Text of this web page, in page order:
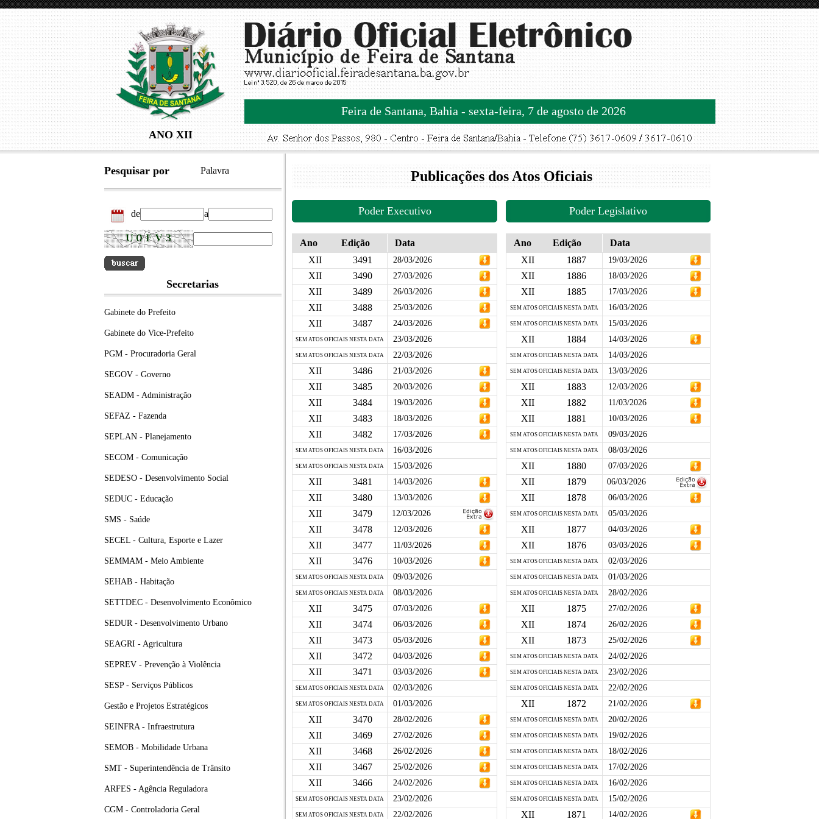
ANO XII
Feira de Santana, Bahia - sexta-feira, 7 de agosto de 2026
Pesquisar por Palavra
de a
Secretarias
Gabinete do Prefeito
Gabinete do Vice-Prefeito
PGM - Procuradoria Geral
SEGOV - Governo
SEADM - Administração
SEFAZ - Fazenda
SEPLAN - Planejamento
SECOM - Comunicação
SEDESO - Desenvolvimento Social
SEDUC - Educação
SMS - Saúde
SECEL - Cultura, Esporte e Lazer
SEMMAM - Meio Ambiente
SEHAB - Habitação
SETTDEC - Desenvolvimento Econômico
SEDUR - Desenvolvimento Urbano
SEAGRI - Agricultura
SEPREV - Prevenção à Violência
SESP - Serviços Públicos
Gestão e Projetos Estratégicos
SEINFRA - Infraestrutura
SEMOB - Mobilidade Urbana
SMT - Superintendência de Trânsito
ARFES - Agência Reguladora
CGM - Controladoria Geral
Publicações dos Atos Oficiais
Poder Executivo Poder Legislativo
Ano Edição
Data
XII
3491 28/03/2026
XII 3490 27/03/2026
XII 3489 26/03/2026
XII 3488 25/03/2026
XII 3487 24/03/2026
SEM ATOS OFICIAIS NESTA DATA 23/03/2026
SEM ATOS OFICIAIS NESTA DATA 22/03/2026
XII 3486 21/03/2026
XII 3485 20/03/2026
XII 3484 19/03/2026
XII 3483 18/03/2026
XII 3482 17/03/2026
SEM ATOS OFICIAIS NESTA DATA 16/03/2026
SEM ATOS OFICIAIS NESTA DATA 15/03/2026
XII 3481 14/03/2026
XII 3480 13/03/2026
XII 3479 12/03/2026
XII 3478 12/03/2026
XII 3477 11/03/2026
XII 3476 10/03/2026
SEM ATOS OFICIAIS NESTA DATA 09/03/2026
SEM ATOS OFICIAIS NESTA DATA 08/03/2026
XII 3475 07/03/2026
XII 3474 06/03/2026
XII 3473 05/03/2026
XII 3472 04/03/2026
XII 3471 03/03/2026
SEM ATOS OFICIAIS NESTA DATA 02/03/2026
SEM ATOS OFICIAIS NESTA DATA 01/03/2026
XII 3470 28/02/2026
XII 3469 27/02/2026
XII 3468 26/02/2026
XII 3467 25/02/2026
XII 3466 24/02/2026
SEM ATOS OFICIAIS NESTA DATA 23/02/2026
SEM ATOS OFICIAIS NESTA DATA 22/02/2026
Ano Edição
Data
XII
1887 19/03/2026
XII 1886 18/03/2026
XII 1885 17/03/2026
SEM ATOS OFICIAIS NESTA DATA 16/03/2026
SEM ATOS OFICIAIS NESTA DATA 15/03/2026
XII 1884 14/03/2026
SEM ATOS OFICIAIS NESTA DATA 14/03/2026
SEM ATOS OFICIAIS NESTA DATA 13/03/2026
XII 1883 12/03/2026
XII 1882 11/03/2026
XII 1881 10/03/2026
SEM ATOS OFICIAIS NESTA DATA 09/03/2026
SEM ATOS OFICIAIS NESTA DATA 08/03/2026
XII 1880 07/03/2026
XII 1879 06/03/2026
XII 1878 06/03/2026
SEM ATOS OFICIAIS NESTA DATA 05/03/2026
XII 1877 04/03/2026
XII 1876 03/03/2026
SEM ATOS OFICIAIS NESTA DATA 02/03/2026
SEM ATOS OFICIAIS NESTA DATA 01/03/2026
SEM ATOS OFICIAIS NESTA DATA 28/02/2026
XII 1875 27/02/2026
XII 1874 26/02/2026
XII 1873 25/02/2026
SEM ATOS OFICIAIS NESTA DATA 24/02/2026
SEM ATOS OFICIAIS NESTA DATA 23/02/2026
SEM ATOS OFICIAIS NESTA DATA 22/02/2026
XII 1872 21/02/2026
SEM ATOS OFICIAIS NESTA DATA 20/02/2026
SEM ATOS OFICIAIS NESTA DATA 19/02/2026
SEM ATOS OFICIAIS NESTA DATA 18/02/2026
SEM ATOS OFICIAIS NESTA DATA 17/02/2026
SEM ATOS OFICIAIS NESTA DATA 16/02/2026
SEM ATOS OFICIAIS NESTA DATA 15/02/2026
XII 1871 14/02/2026